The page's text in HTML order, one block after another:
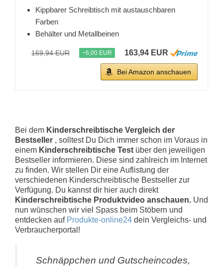
Kippbarer Schreibtisch mit austauschbaren
Farben
Behälter und Metallbeinen
169,94 EUR −6,00 EUR 163,94 EUR
Bei Amazon anschauen
Bei dem Kinderschreibtische Vergleich der
Bestseller , solltest Du Dich immer schon im Voraus in
einem Kinderschreibtische Test über den jeweiligen
Bestseller informieren. Diese sind zahlreich im Internet
zu finden. Wir stellen Dir eine Auflistung der
verschiedenen Kinderschreibtische Bestseller zur
Verfügung. Du kannst dir hier auch direkt
Kinderschreibtische Produktvideo anschauen. Und
nun wünschen wir viel Spass beim Stöbern und
entdecken auf Produkte-online24 dein Vergleichs- und
Verbraucherportal!
Schnäppchen und Gutscheincodes,